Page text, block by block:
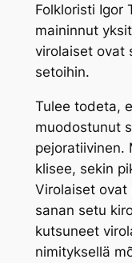
Folkloristi Igor
maininnut
virolaiset ovat
setoihin.
Tulee todeta,
muodostunut
pejoratiivinen.
klisee, sekin
Virolaiset
sanan setu
kutsuneet
nimityksellä